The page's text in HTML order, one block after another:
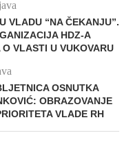
VLADU “NA ČEKANJU”.
HDZ-A
O VLASTI U VUKOVARU
OSNUTKA
OBRAZOVANJE
VLADE RH